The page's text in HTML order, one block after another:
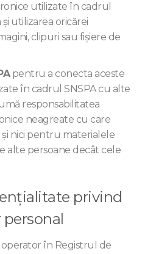
utilizate în cadrul
utilizarea oricărei
clipuri sau fișiere de
pentru a conecta aceste
în cadrul SNSPA cu alte
responsabilitatea
neagreate cu care
nici pentru materialele
alte persoane decât cele
privind
operator în Registrul de